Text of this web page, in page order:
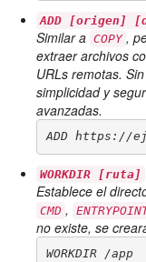
ADD [origen]
Similar a COPY ,
extraer archivos
URLs remotas.
simplicidad y
avanzadas.
ADD https://
WORKDIR [ruta]
Establece el
CMD ,
no existe, se
WORKDIR /app